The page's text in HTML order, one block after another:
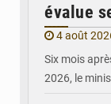
évalue
4 août
Six mois
2026, le